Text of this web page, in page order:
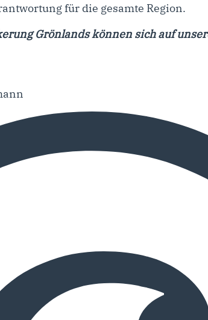
für die gesamte Region.
Grönlands können sich auf